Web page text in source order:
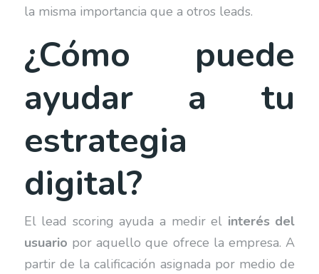
la misma importancia que a otros leads.
¿Cómo puede
ayudar a tu
estrategia
digital?
El lead scoring ayuda a medir el interés del
usuario por aquello que ofrece la empresa. A
partir de la calificación asignada por medio de